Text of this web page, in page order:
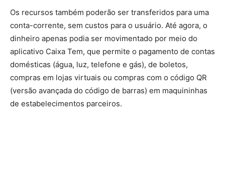
Os recursos também poderão ser transferidos para uma
conta-corrente, sem custos para o usuário. Até agora, o
dinheiro apenas podia ser movimentado por meio do
aplicativo Caixa Tem, que permite o pagamento de contas
domésticas (água, luz, telefone e gás), de boletos,
compras em lojas virtuais ou compras com o código QR
(versão avançada do código de barras) em maquininhas
de estabelecimentos parceiros.